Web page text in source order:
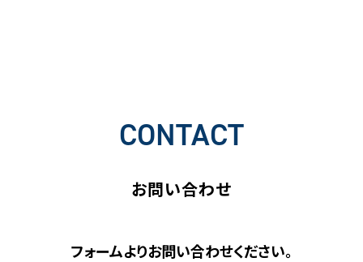
CONTACT
お問い合わせ
フォームよりお問い合わせください。